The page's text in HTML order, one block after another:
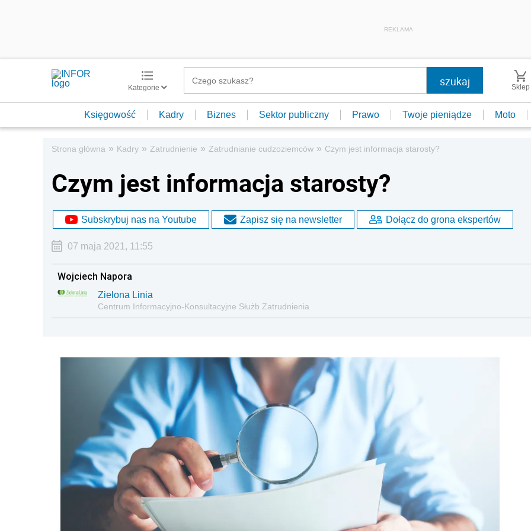
REKLAMA
Kategorie Sklep
Księgowość Kadry Biznes Sektor publiczny Prawo Twoje pieniądze Moto
Strona główna » Kadry » Zatrudnienie » Zatrudnianie cudzoziemców » Czym jest informacja starosty?
Czym jest informacja starosty?
Subskrybuj nas na Youtube Zapisz się na newsletter Dołącz do grona ekspertów
07 maja 2021, 11:55
Wojciech Napora
Zielona Linia
Centrum Informacyjno-Konsultacyjne Służb Zatrudnienia